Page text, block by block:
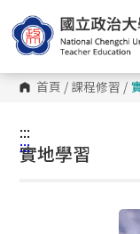
首頁 / 課程修習 /
:::
:::
實地學習